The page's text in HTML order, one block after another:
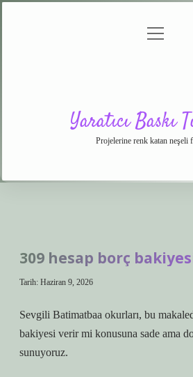
menüyü
Yaratıcı Baskı
Projelerine renk katan neşeli
309 hesap borç
Tarih: Haziran 9, 2026
Sevgili Batimatbaa okurları, bu
bakiyesi verir mi konusuna sade ama
sunuyoruz.